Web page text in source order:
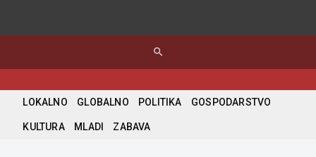
search
LOKALNO GLOBALNO POLITIKA GOSPODARSTVO
KULTURA MLADI ZABAVA